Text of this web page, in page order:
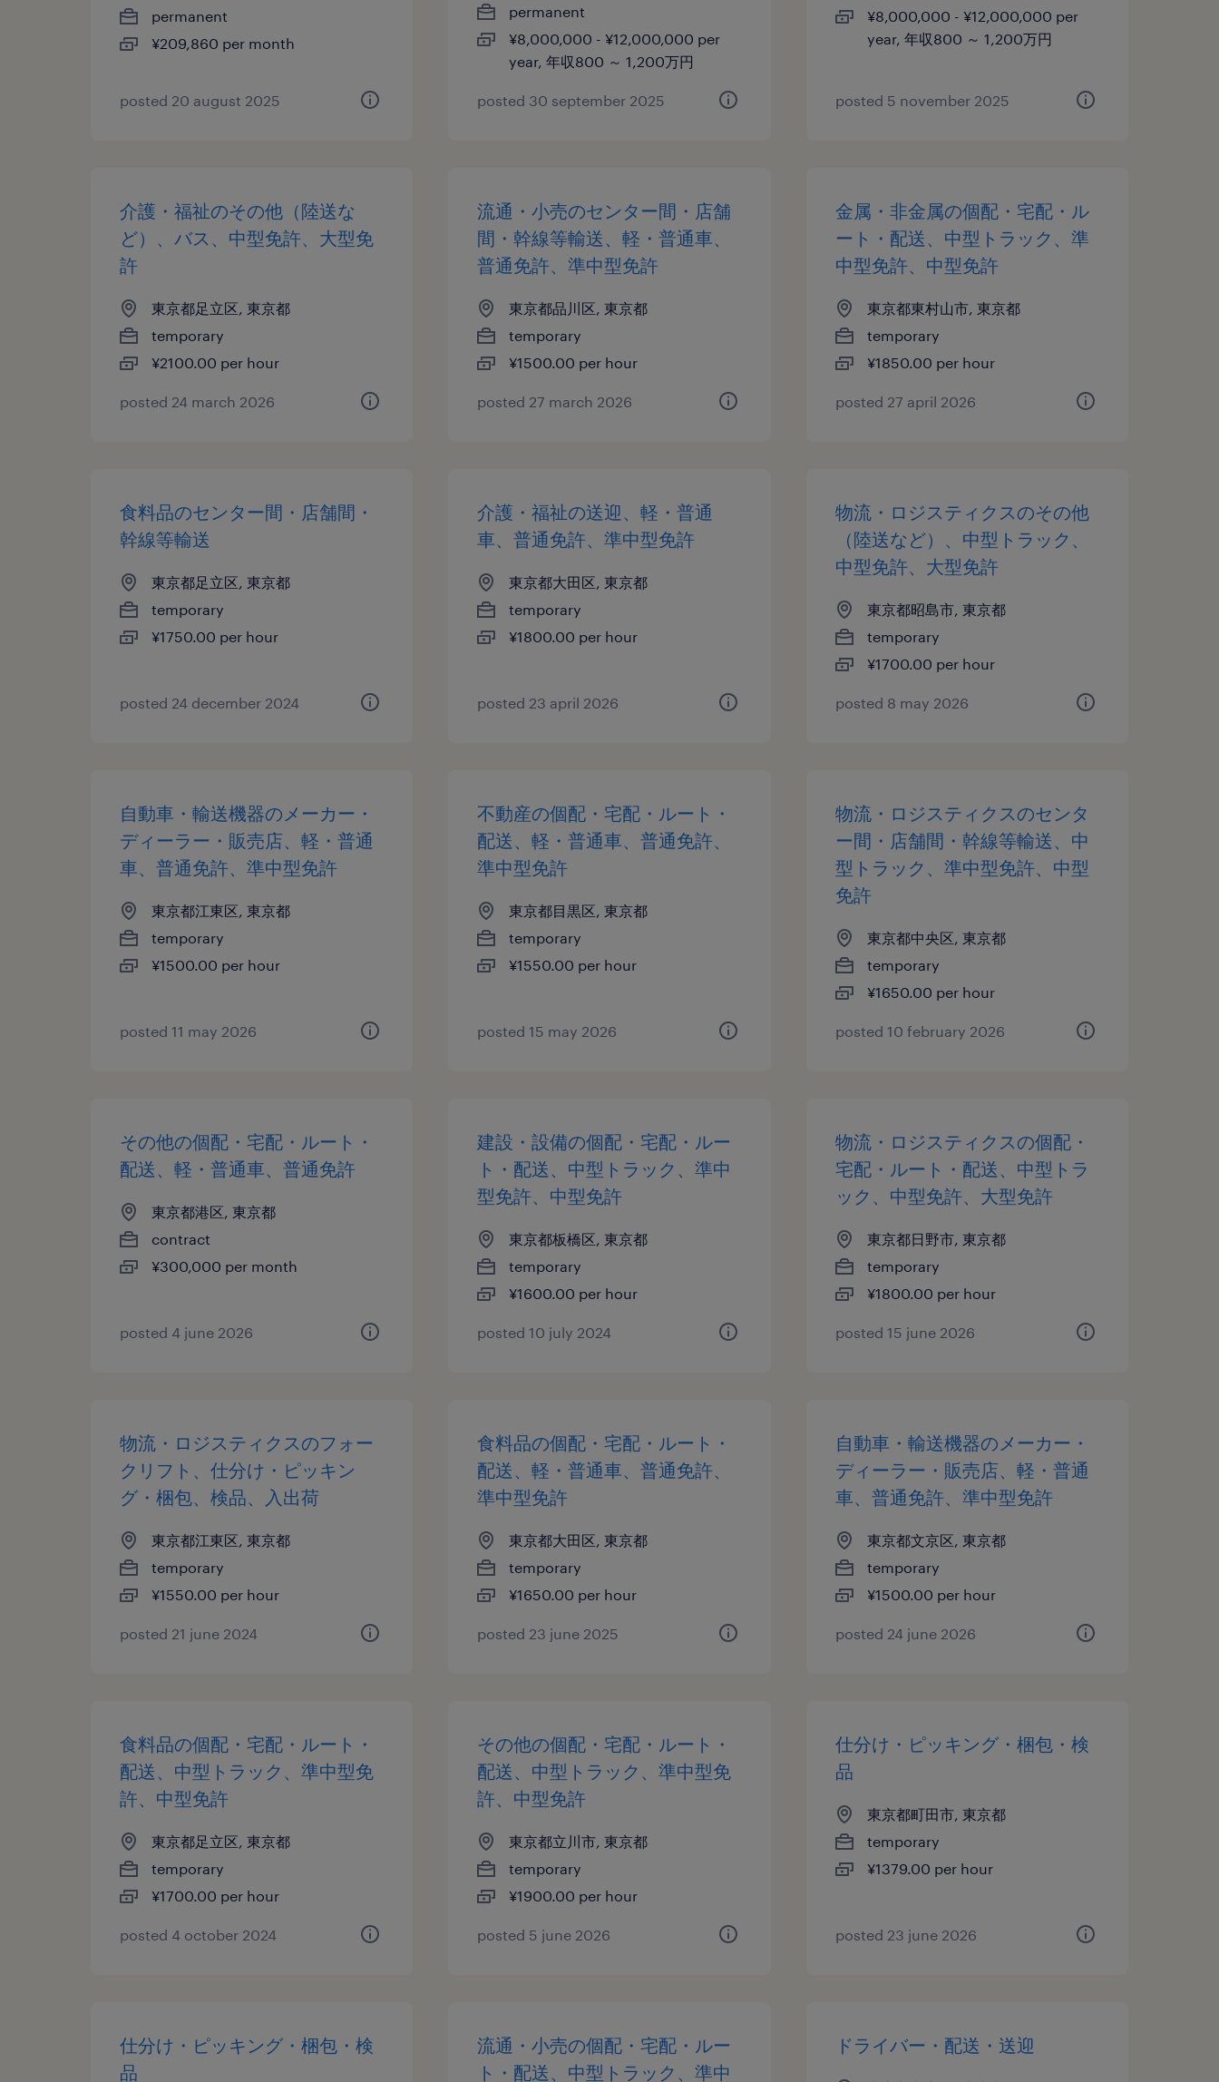
permanent
¥209,860 per month
posted 20 august 2025
permanent
¥8,000,000 - ¥12,000,000 per
year, 年収800 ～ 1,200万円
posted 30 september 2025
¥8,000,000 - ¥12,000,000 per
year, 年収800 ～ 1,200万円
posted 5 november 2025
介護・福祉のその他（陸送な
ど）、バス、中型免許、大型免
許
東京都足立区, 東京都
temporary
¥2100.00 per hour
posted 24 march 2026
流通・小売のセンター間・店舗
間・幹線等輸送、軽・普通車、
普通免許、準中型免許
東京都品川区, 東京都
temporary
¥1500.00 per hour
posted 27 march 2026
金属・非金属の個配・宅配・ル
ート・配送、中型トラック、準
中型免許、中型免許
東京都東村山市, 東京都
temporary
¥1850.00 per hour
posted 27 april 2026
食料品のセンター間・店舗間・
幹線等輸送
東京都足立区, 東京都
temporary
¥1750.00 per hour
posted 24 december 2024
介護・福祉の送迎、軽・普通
車、普通免許、準中型免許
東京都大田区, 東京都
temporary
¥1800.00 per hour
posted 23 april 2026
物流・ロジスティクスのその他
（陸送など）、中型トラック、
中型免許、大型免許
東京都昭島市, 東京都
temporary
¥1700.00 per hour
posted 8 may 2026
自動車・輸送機器のメーカー・
ディーラー・販売店、軽・普通
車、普通免許、準中型免許
東京都江東区, 東京都
temporary
¥1500.00 per hour
posted 11 may 2026
不動産の個配・宅配・ルート・
配送、軽・普通車、普通免許、
準中型免許
東京都目黒区, 東京都
temporary
¥1550.00 per hour
posted 15 may 2026
物流・ロジスティクスのセンタ
ー間・店舗間・幹線等輸送、中
型トラック、準中型免許、中型
免許
東京都中央区, 東京都
temporary
¥1650.00 per hour
posted 10 february 2026
その他の個配・宅配・ルート・
配送、軽・普通車、普通免許
東京都港区, 東京都
contract
¥300,000 per month
posted 4 june 2026
建設・設備の個配・宅配・ルー
ト・配送、中型トラック、準中
型免許、中型免許
東京都板橋区, 東京都
temporary
¥1600.00 per hour
posted 10 july 2024
物流・ロジスティクスの個配・
宅配・ルート・配送、中型トラ
ック、中型免許、大型免許
東京都日野市, 東京都
temporary
¥1800.00 per hour
posted 15 june 2026
物流・ロジスティクスのフォー
クリフト、仕分け・ピッキン
グ・梱包、検品、入出荷
東京都江東区, 東京都
temporary
¥1550.00 per hour
posted 21 june 2024
食料品の個配・宅配・ルート・
配送、軽・普通車、普通免許、
準中型免許
東京都大田区, 東京都
temporary
¥1650.00 per hour
posted 23 june 2025
自動車・輸送機器のメーカー・
ディーラー・販売店、軽・普通
車、普通免許、準中型免許
東京都文京区, 東京都
temporary
¥1500.00 per hour
posted 24 june 2026
食料品の個配・宅配・ルート・
配送、中型トラック、準中型免
許、中型免許
東京都足立区, 東京都
temporary
¥1700.00 per hour
posted 4 october 2024
その他の個配・宅配・ルート・
配送、中型トラック、準中型免
許、中型免許
東京都立川市, 東京都
temporary
¥1900.00 per hour
posted 5 june 2026
仕分け・ピッキング・梱包・検
品
東京都町田市, 東京都
temporary
¥1379.00 per hour
posted 23 june 2026
仕分け・ピッキング・梱包・検
品
流通・小売の個配・宅配・ルー
ト・配送、中型トラック、準中
ドライバー・配送・送迎